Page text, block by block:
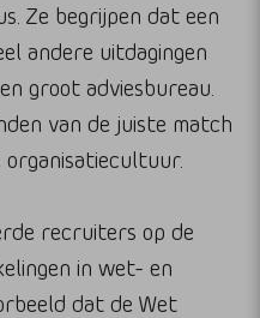
Ze begrijpen dat een
andere uitdagingen
groot adviesbureau.
van de juiste match
recruiters op de
in wet- en
dat de Wet